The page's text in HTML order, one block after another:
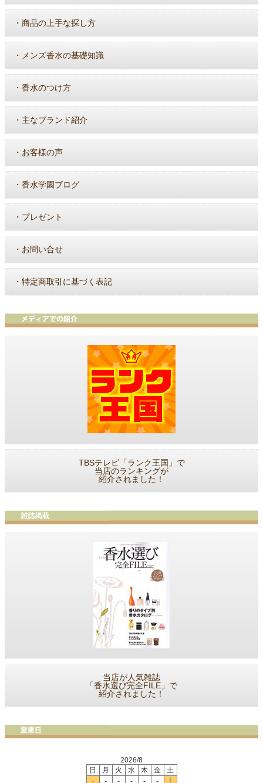
・ 商品の上手な探し方
・ メンズ香水の基礎知識
・ 香水のつけ方
・ 主なブランド紹介
・ お客様の声
・ 香水学園ブログ
・ プレゼント
・ お問い合せ
・ 特定商取引に基づく表記
TBSテレビ「ランク王国」で
当店のランキングが
紹介されました！
当店が人気雑誌
「香水選び完全FILE」で
紹介されました！
2026/8
日
月 火 水 木 金
土
-
- - - - - 1